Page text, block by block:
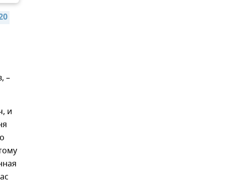
–
и